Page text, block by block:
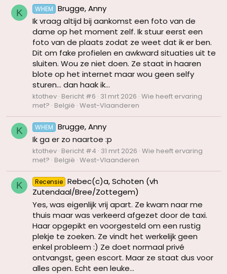
K WHEM
Brugge, Anny
Ik vraag altijd bij aankomst een foto van de
dame op het moment zelf. Ik stuur eerst een
foto van de plaats zodat ze weet dat ik er ben.
Dit om fake profielen en awkward situaties uit te
sluiten. Wou ze niet doen. Ze staat in haaren
blote op het internet maar wou geen selfy
sturen... dan haak ik...
ktothev Bericht #6 31 mrt 2026 Wie heeft ervaring
met? België West-Vlaanderen
K WHEM
Brugge, Anny
Ik ga er zo naartoe :p
ktothev Bericht #4 31 mrt 2026 Wie heeft ervaring
met? België West-Vlaanderen
K Recensie Rebec(c)a, Schoten (vh
Zutendaal/Bree/Zottegem)
Yes, was eigenlijk vrij apart. Ze kwam naar me
thuis maar was verkeerd afgezet door de taxi.
Haar opgepikt en voorgesteld om een rustig
plekje te zoeken. Ze vindt het werkelijk geen
enkel probleem :) Ze doet normaal privé
ontvangst, geen escort. Maar ze staat dus voor
alles open. Echt een leuke...